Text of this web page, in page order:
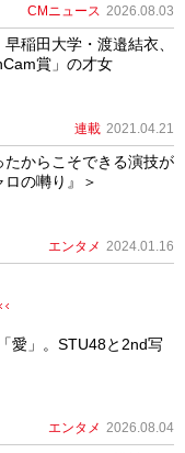
CMニュース 2026.08.03
稲田大学・渡邉結衣、
賞」の才女
連載 2021.04.21
からこそできる演技が
の囀り』＞
エンタメ 2024.01.16
愛」。STU48と2nd写
エンタメ 2026.08.04